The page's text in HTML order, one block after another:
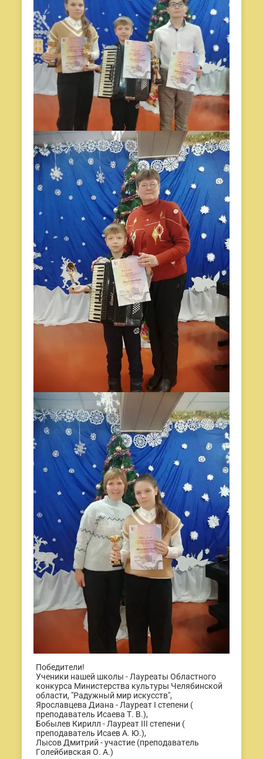
Победители!
Ученики нашей школы - Лауреаты Областного
конкурса Министерства культуры Челябинской
области, "Радужный мир искусств",
Ярославцева Диана - Лауреат I степени (
преподаватель Исаева Т. В.),
Бобылев Кирилл - Лауреат III степени (
преподаватель Исаев А. Ю.),
Лысов Дмитрий - участие (преподаватель
Голейбивская О. А.)